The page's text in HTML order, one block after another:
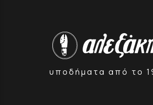
υποδήματα από το